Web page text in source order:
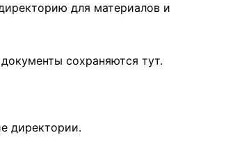
для материалов и
сохраняются тут.
директории.